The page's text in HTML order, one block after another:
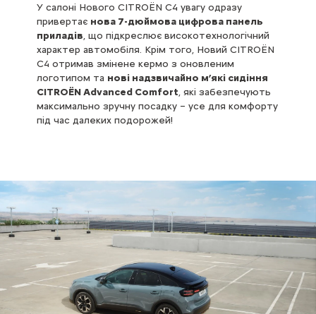
У салоні Нового CITROЁN С4 увагу одразу
привертає нова 7-дюймова цифрова панель
приладів, що підкреслює високотехнологічний
характер автомобіля. Крім того, Новий CITROЁN
С4 отримав змінене кермо з оновленим
логотипом та нові надзвичайно м’які сидіння
CITROЁN Advanced Comfort, які забезпечують
максимально зручну посадку – усе для комфорту
під час далеких подорожей!